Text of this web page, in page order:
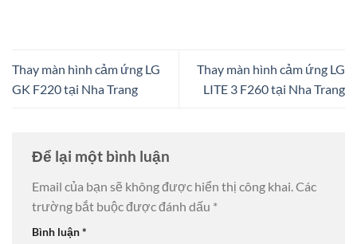
Thay màn hình cảm ứng LG
GK F220 tại Nha Trang
Thay màn hình cảm ứng LG
LITE 3 F260 tại Nha Trang
Để lại một bình luận
Email của bạn sẽ không được hiển thị công khai.Các
trường bắt buộc được đánh dấu *
Bình luận*